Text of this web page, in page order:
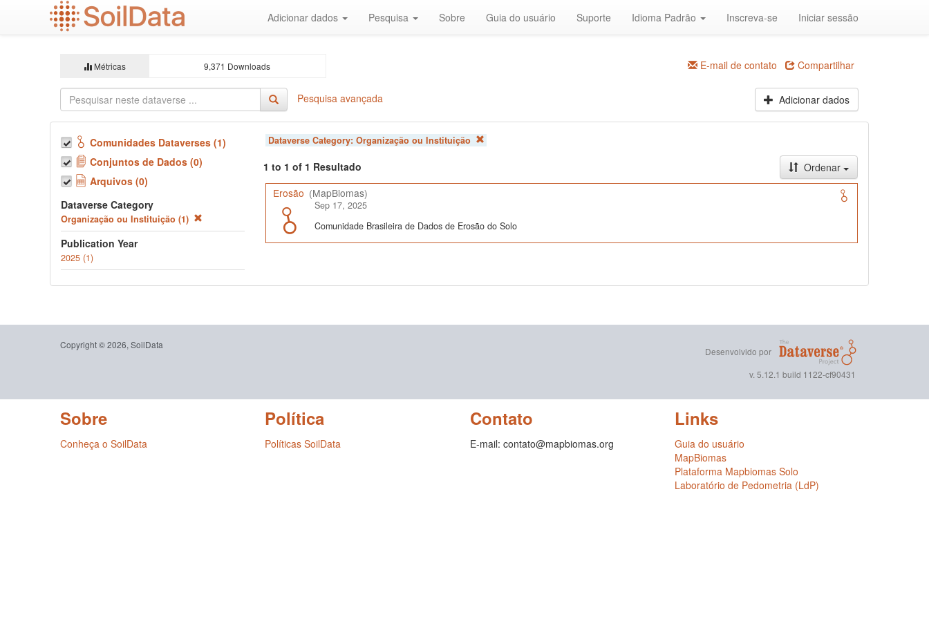
Adicionar dados Pesquisa Sobre Guia do usuário Suporte Idioma Padrão Inscreva-se Iniciar sessão
Métricas 9,371 Downloads E-mail de contato Compartilhar
Pesquisa avançada Adicionar dados
Comunidades Dataverses (1)
Conjuntos de Dados (0)
Arquivos (0)
Dataverse Category
Organização ou Instituição (1)
Publication Year
2025 (1)
Dataverse Category: Organização ou Instituição
1 to 1 of 1 Resultado
Ordenar
Erosão (MapBiomas)
Sep 17, 2025
Comunidade Brasileira de Dados de Erosão do Solo
Copyright © 2026, SoilData
Desenvolvido por
v. 5.12.1 build 1122-cf90431
Sobre
Conheça o SoilData
Política
Políticas SoilData
Contato
E-mail: contato@mapbiomas.org
Links
Guia do usuário
MapBiomas
Plataforma Mapbiomas Solo
Laboratório de Pedometria (LdP)